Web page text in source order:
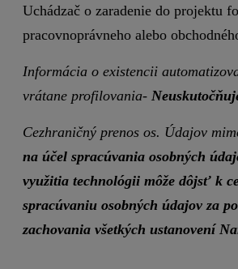
Uchádzač o zaradenie do projektu
pracovnoprávneho alebo
Informácia o existencii
vrátane profilovania-
Cezhraničný prenos os. Údajov
na účel spracúvania osobných
využitia technológii môže dôjsť k
spracúvaniu osobných údajov za
zachovania všetkých ustanovení